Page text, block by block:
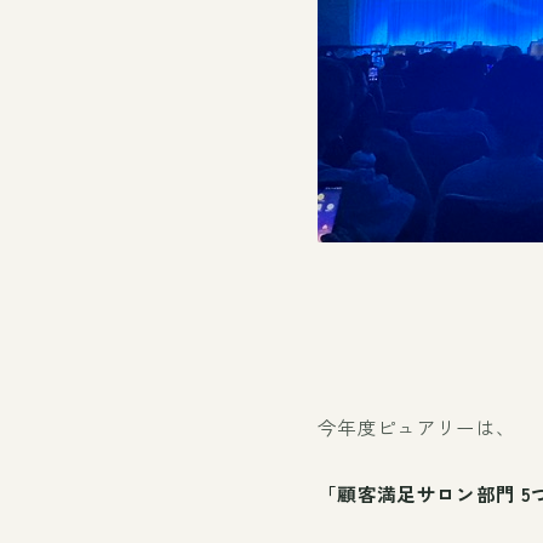
今年度ピュアリーは、
「顧客満足サロン部門 5